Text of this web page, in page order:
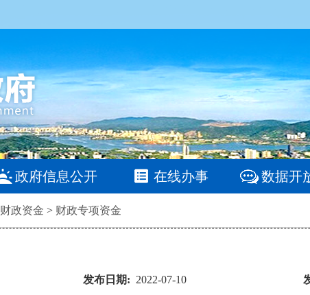
政府信息公开 在线办事 数据开
财政资金 > 财政专项资金
发布日期: 2022-07-10